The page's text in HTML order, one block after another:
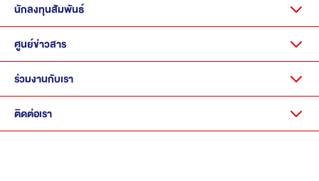
นักลงทุนสัมพันธ์
ศูนย์ข่าวสาร
ร่วมงานกับเรา
ติดต่อเรา